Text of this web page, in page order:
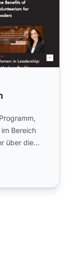
Bereich
über die